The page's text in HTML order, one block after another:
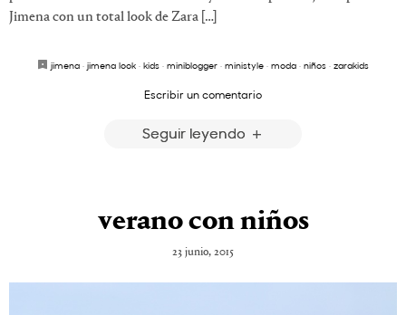
Jimena con un total look de Zara […]
jimena · jimena look · kids · miniblogger · ministyle · moda · niños · zarakids
Escribir un comentario
Seguir leyendo
verano con niños
23 junio, 2015